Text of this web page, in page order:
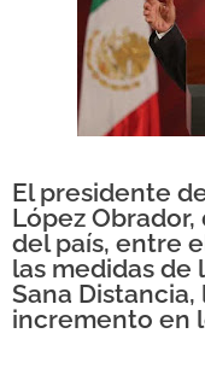
El presidente
López
del país, entre
las medidas de
Sana
incremento en